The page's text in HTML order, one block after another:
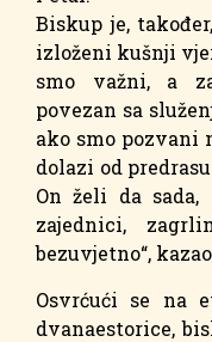
Biskup je,
izloženi kušnji
smo važni, a
povezan sa
ako smo pozvani
dolazi od
On želi da
zajednici,
bezuvjetno“,
Osvrćući se na
dvanaestorice,